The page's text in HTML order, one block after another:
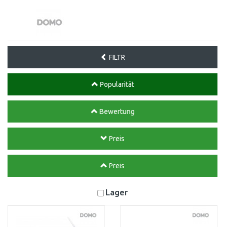
FILTR
Popularität
Bewertung
Preis
Preis
Lager